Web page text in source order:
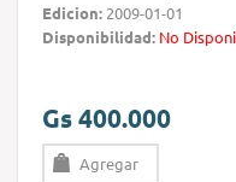
Edicion: 2009-01-01
Disponibilidad: No
Gs 400.000
Agregar